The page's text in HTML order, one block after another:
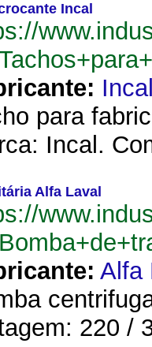
Incal
para
Incal.
Alfa Laval
Alfa
220 /